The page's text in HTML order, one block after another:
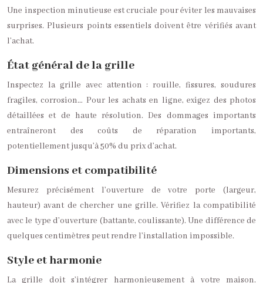
Une inspection minutieuse est cruciale pour éviter les mauvaises
surprises. Plusieurs points essentiels doivent être vérifiés avant
l’achat.
État général de la grille
Inspectez la grille avec attention : rouille, fissures, soudures
fragiles, corrosion… Pour les achats en ligne, exigez des photos
détaillées et de haute résolution. Des dommages importants
entraîneront des coûts de réparation importants,
potentiellement jusqu’à 50% du prix d’achat.
Dimensions et compatibilité
Mesurez précisément l’ouverture de votre porte (largeur,
hauteur) avant de chercher une grille. Vérifiez la compatibilité
avec le type d’ouverture (battante, coulissante). Une différence de
quelques centimètres peut rendre l’installation impossible.
Style et harmonie
La grille doit s’intégrer harmonieusement à votre maison.